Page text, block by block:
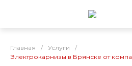
Главная / Услуги
/
Электрокарнизы в Брянске от